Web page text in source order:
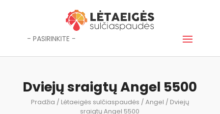
- PASIRINKITE -
Dviejų sraigtų Angel 5500
Pradžia / Lėtaeigės sulčiaspaudės /Angel / Dviejų
sraigtų Angel 5500